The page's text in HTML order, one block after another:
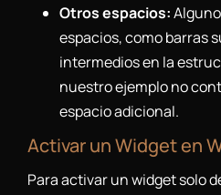
Otros espacios:
espacios, como barras
intermedios en la
nuestro ejemplo no
espacio adicional.
Activar un Widget en
Para activar un widget solo